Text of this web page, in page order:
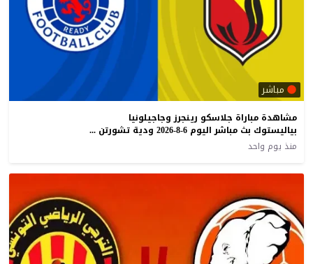
مباشر
مشاهدة مباراة جلاسكو رينجرز وجاجيلونيا
بياليستوك بث مباشر اليوم 6-8-2026 ودية تشورتن أرينا
منذ يوم واحد